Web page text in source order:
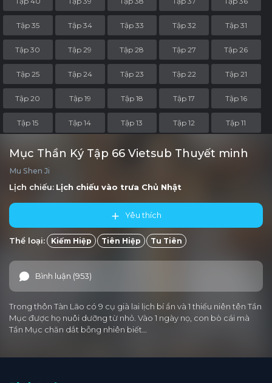
Tập 35 Tập 34 Tập 33 Tập 32 Tập 31
Tập 30 Tập 29 Tập 28 Tập 27 Tập 26
Tập 25 Tập 24 Tập 23 Tập 22 Tập 21
Tập 20 Tập 19 Tập 18 Tập 17 Tập 16
Tập 15 Tập 14 Tập 13 Tập 12 Tập 11
Tập 9 Tập 8 Tập 7 Tập 6
Tập 5
Mục Thần Ký Tập 66 Vietsub Thuyết minh
Mu Shen Ji
Lịch chiếu: Lịch chiếu vào trưa Chủ Nhật
Yêu thích
Thể loại: Kiếm Hiệp Tiên Hiệp Tu Tiên
Bình luận (953)
Trong thôn Tàn Lão có 9 cụ già lai lịch bí ẩn và 1 thiếu niên tên Tần
Mục được họ nuôi dưỡng từ nhỏ. Vào 1 ngày nọ, con bò cái mà
Tần Mục chăn dắt bỗng nhiên biết…